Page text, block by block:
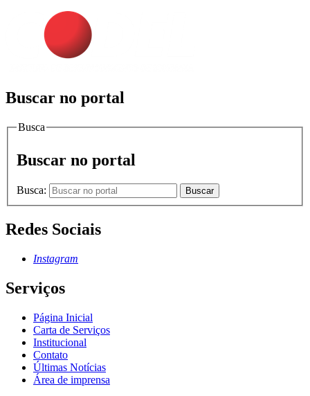
Buscar no portal
Busca
Buscar no portal
Busca: Buscar
Redes Sociais
Instagram
Serviços
Página Inicial
Carta de Serviços
Institucional
Contato
Últimas Notícias
Área de imprensa